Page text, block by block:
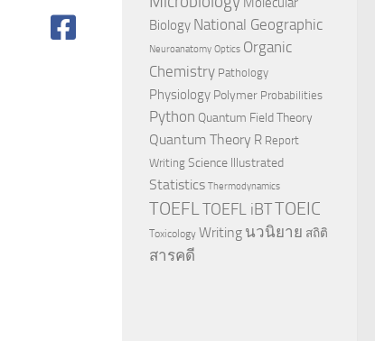
Biology National Geographic
Neuroanatomy Optics Organic
Chemistry Pathology
Physiology Polymer Probabilities
Python Quantum Field Theory
Quantum Theory R Report
Writing Science Illustrated
Statistics Thermodynamics
TOEFL TOEFL iBTTOEIC
Toxicology Writing นวนิยาย สถิติ
สารคดี